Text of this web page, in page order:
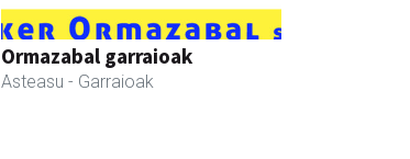
Ormazabal garraioak
Asteasu - Garraioak